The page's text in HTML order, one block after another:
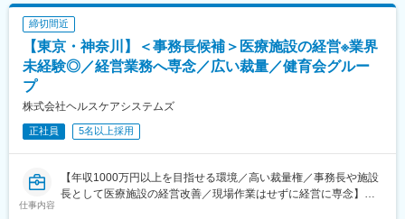
5～7名程のチームのマネジメントを行いながら、本チームの最適
化につながるアクションの企画～運用も併せて実行をお任せしま
す。
施設運営に取り組むことが可能です。
現在、病院10施設・介護施設10施設を約25名の経営人材で運営し
ていますが、将来を見据えた組織強化のため新たなメンバーを募
集しています。
■具体的な業務内容
・病院または介護施設の事業計画策定
・予算編成および収支管理
・組織マネジメント
・人員配置および採用活動
・労務管理
締切間近
【東京・神奈川】＜事務長候補＞医療施設の経営※業界
未経験◎／経営業務へ専念／広い裁量／健育会グルー
プ
株式会社ヘルスケアシステムズ
正社員 5名以上採用
仕事内容
【年収1000万円以上を目指せる環境／高い裁量権／事務長や施設
長として医療施設の経営改善／現場作業はせずに経営に専念】